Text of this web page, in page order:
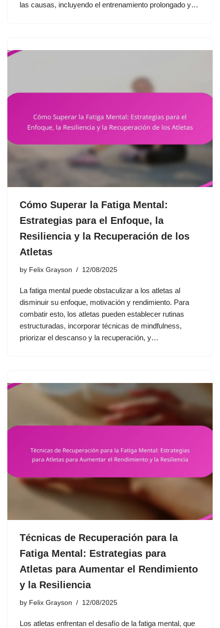
las causas, incluyendo el entrenamiento prolongado y…
Cómo Superar la Fatiga Mental:
Estrategias para el Enfoque, la
Resiliencia y la Recuperación de los
Atletas
by Felix Grayson 12/08/2025
La fatiga mental puede obstaculizar a los atletas al
disminuir su enfoque, motivación y rendimiento. Para
combatir esto, los atletas pueden establecer rutinas
estructuradas, incorporar técnicas de mindfulness,
priorizar el descanso y la recuperación, y…
Técnicas de Recuperación para la
Fatiga Mental: Estrategias para
Atletas para Aumentar el Rendimiento
y la Resiliencia
by Felix Grayson 12/08/2025
Los atletas enfrentan el desafío de la fatiga mental, que